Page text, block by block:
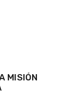
MISIÓN